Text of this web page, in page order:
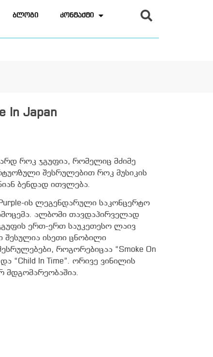
ბლოგი კონტაქტი
In Japan
როკ ჯგუფია, რომელიც მძიმე
შესრულებით როკ მუსიკის
ბენდად ითვლება.
Purple-ის ლეგენდარული საკონცერტო
ალბომი თავდაპირველად
ერთ-ერთ საუკეთესო ლაივ
შესულია ისეთი ცნობილი
როგორებიცაა “Smoke On
და “Child In Time”. ორივე ვინილის